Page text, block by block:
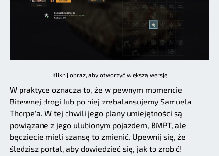
Kliknij obraz, aby otworzyć większą wersję
W praktyce oznacza to, że w pewnym momencie
Bitewnej drogi lub po niej zrebalansujemy Samuela
Thorpe'a. W tej chwili jego plany umiejętności są
powiązane z jego ulubionym pojazdem, BMPT, ale
będziecie mieli szansę to zmienić. Upewnij się, że
śledzisz portal, aby dowiedzieć się, jak to zrobić!